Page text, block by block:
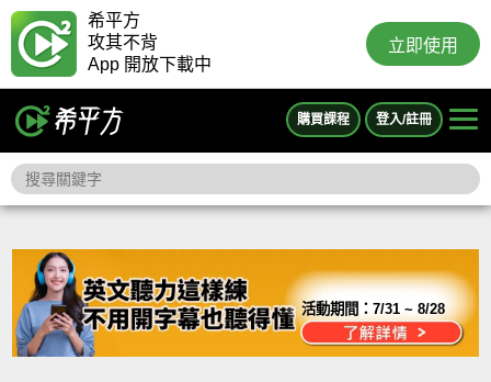
希平方
攻其不背
App 開放下載中
立即使用
購買課程 登入/註冊
活動期間：7/31 ~ 8/28